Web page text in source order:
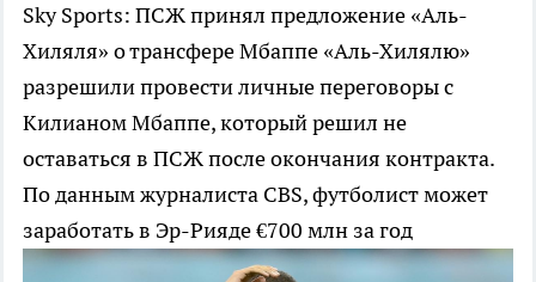
Sky Sports: ПСЖ принял предложение «Аль-
Хиляля» о трансфере Мбаппе «Аль-Хилялю»
разрешили провести личные переговоры с
Килианом Мбаппе, который решил не
оставаться в ПСЖ после окончания контракта.
По данным журналиста CBS, футболист может
заработать в Эр-Рияде €700 млн за год